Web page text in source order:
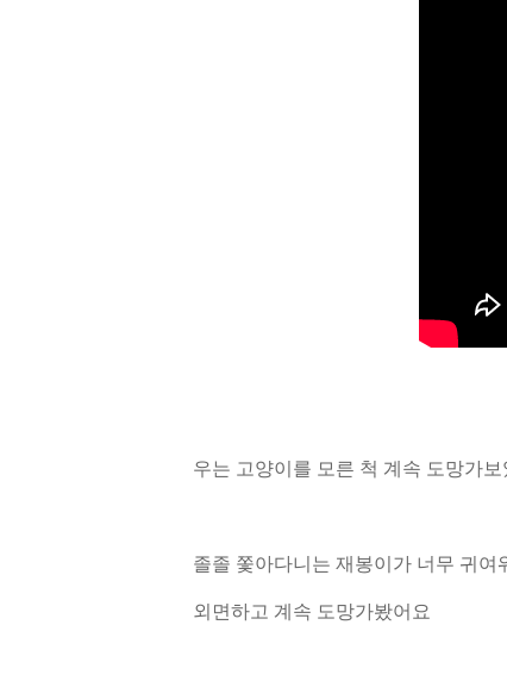
우는 고양이를 모른 척 계속 도망가보
졸졸 쫓아다니는 재봉이가 너무 귀여
외면하고 계속 도망가봤어요